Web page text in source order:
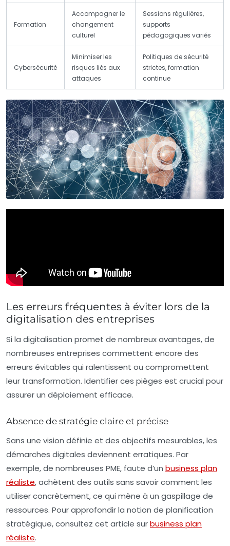
Formation
Accompagner le
changement
culturel
Sessions régulières,
supports
pédagogiques variés
Cybersécurité
Minimiser les
risques liés aux
attaques
Politiques de sécurité
strictes, formation
continue
Les erreurs fréquentes à éviter lors de la
digitalisation des entreprises
Si la digitalisation promet de nombreux avantages, de
nombreuses entreprises commettent encore des
erreurs évitables qui ralentissent ou compromettent
leur transformation. Identifier ces pièges est crucial pour
assurer un déploiement efficace.
Absence de stratégie claire et précise
Sans une vision définie et des objectifs mesurables, les
démarches digitales deviennent erratiques. Par
exemple, de nombreuses PME, faute d’un business plan
réaliste, achètent des outils sans savoir comment les
utiliser concrètement, ce qui mène à un gaspillage de
ressources. Pour approfondir la notion de planification
stratégique, consultez cet article surbusiness plan
réaliste.